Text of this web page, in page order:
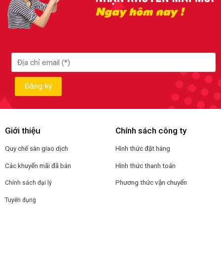
Giới thiệu
Quy chế sàn giao dịch
Các khuyến mãi đã bán
Chính sách đại lý
Tuyển dụng
Chính sách công ty
Hình thức đặt hàng
Hình thức thanh toán
Phương thức vận chuyển